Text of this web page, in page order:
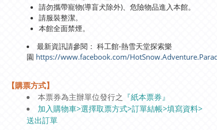
請勿攜帶寵物(導盲犬除外)、危險物品進入本館。
請服裝整潔。
本館全面禁煙。
最新資訊請參閱： 科工館-熱雪天堂探索樂
園 https://www.facebook.com/
【購票方式】
本票券為主辦單位發行之 『紙本票券』
加入購物車>選擇取票方式>訂單結帳>填寫資料>
送出訂單